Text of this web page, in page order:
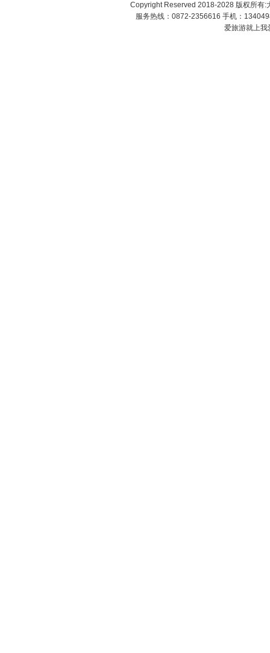
Copyright Reserved 2018-2028 版权所有:
服务热线：0872-2356616 手机：
爱旅游就上我